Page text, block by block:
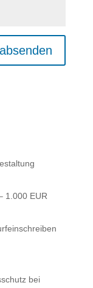
1.000 EUR
bei